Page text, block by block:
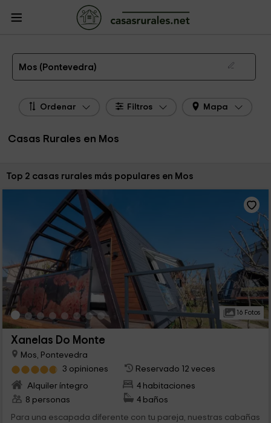
Casas Rurales
Pontevedra
Casas Rurales Mos
Las 2 mejores casas rurales en Mos de 2026
Mos (Pontevedra)
Ordenar Filtros Mapa
Casas Rurales en Mos
Ordenar por:
Top 2 casas rurales más populares en Mos
16 Fotos
Xanelas Do Monte
Mos, Pontevedra
3 opiniones
Reservado 12 veces
Alquiler íntegro
4 habitaciones
8 personas
4 baños
Para una escapada diferente con tu pareja, nuestras cabañas